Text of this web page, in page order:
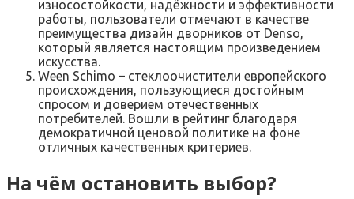
износостойкости, надёжности и эффективности
работы, пользователи отмечают в качестве
преимущества дизайн дворников от Denso,
который является настоящим произведением
искусства.
Ween Schimo – стеклоочистители европейского
происхождения, пользующиеся достойным
спросом и доверием отечественных
потребителей. Вошли в рейтинг благодаря
демократичной ценовой политике на фоне
отличных качественных критериев.
На чём остановить выбор?